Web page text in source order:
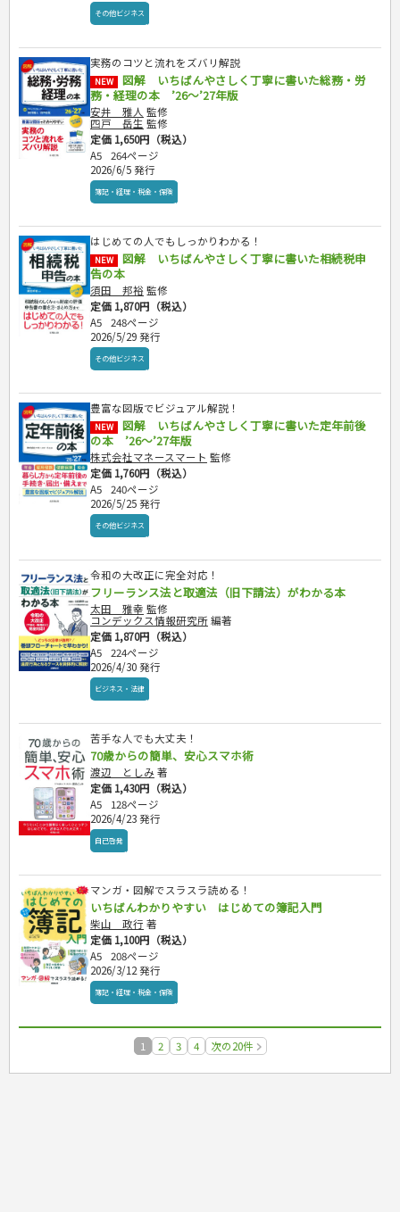
その他ビジネス
実務のコツと流れをズバリ解説
NEW
図解 いちばんやさしく丁寧に書いた総務・労
務・経理の本 ’26～’27年版
安井 雅人 監修
四戸 岳生 監修
定価 1,650円（税込）
A5
264ページ
2026/6/5 発行
簿記・経理・税金・保険
はじめての人でもしっかりわかる！
NEW
図解 いちばんやさしく丁寧に書いた相続税申
告の本
須田 邦裕監修
定価 1,870円（税込）
A5
248ページ
2026/5/29 発行
その他ビジネス
豊富な図版でビジュアル解説！
NEW
図解 いちばんやさしく丁寧に書いた定年前後
の本 ’26～’27年版
株式会社マネースマート 監修
定価 1,760円（税込）
A5
240ページ
2026/5/25 発行
その他ビジネス
令和の大改正に完全対応！
フリーランス法と取適法（旧下請法）がわかる本
太田 雅幸 監修
コンデックス情報研究所編著
定価 1,870円（税込）
A5
224ページ
2026/4/30 発行
ビジネス・法律
苦手な人でも大丈夫！
70歳からの簡単、安心スマホ術
渡辺 としみ 著
定価 1,430円（税込）
A5
128ページ
2026/4/23 発行
自己啓発
マンガ・図解でスラスラ読める！
いちばんわかりやすい はじめての簿記入門
柴山 政行 著
定価 1,100円（税込）
A5
208ページ
2026/3/12 発行
簿記・経理・税金・保険
1 2 3 4 次の20件